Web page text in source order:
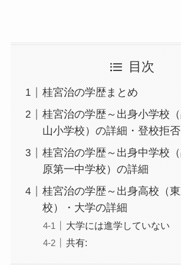
目次
桂宮治の学歴まとめ
桂宮治の学歴～出身小学校
山小学校）の詳細・登校拒否
桂宮治の学歴～出身中学校
原第一中学校）の詳細
桂宮治の学歴～出身高校（
校）・大学の詳細
大学には進学していない
共有: